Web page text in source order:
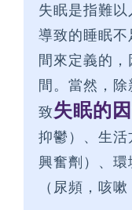
失眠是指難
導致的睡眠
間來定義的
間。當然，
致失眠的
抑鬱）、生
興奮劑）、
（尿頻，咳